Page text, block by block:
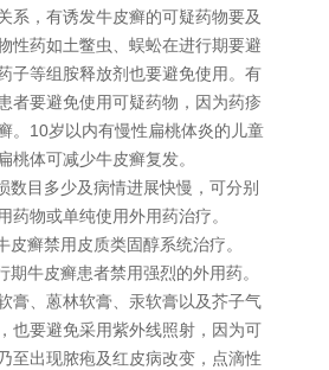
系，有诱发牛皮癣的可疑药物要及
性药如土鳖虫、蜈蚣在进行期要避
子等组胺释放剂也要避免使用。有
者要避免使用可疑药物，因为药疹
。10岁以内有慢性扁桃体炎的儿童
桃体可减少牛皮癣复发。
目多少及病情进展快慢，可分别
药物或单纯使用外用药治疗。
癣禁用皮质类固醇系统治疗。
牛皮癣患者禁用强烈的外用药。
膏、蒽林软膏、汞软膏以及芥子气
也要避免采用紫外线照射，因为可
至出现脓疱及红皮病改变，点滴性